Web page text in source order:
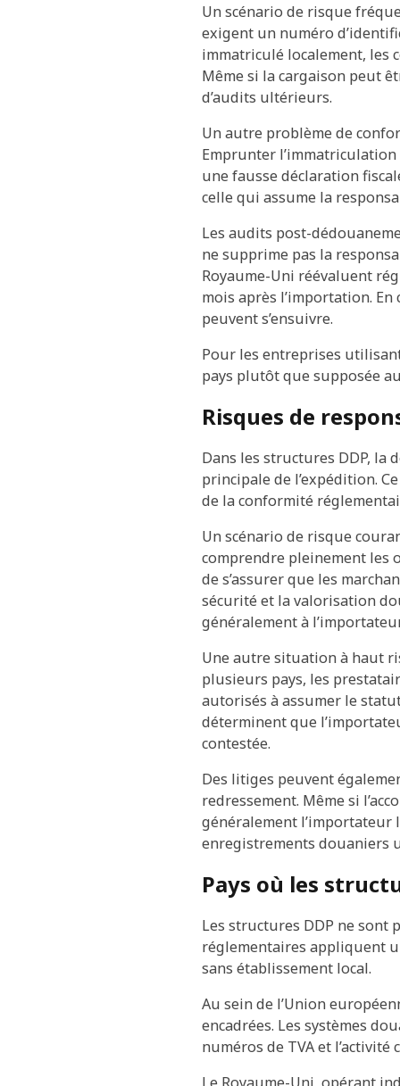
Un scénario de risque
exigent un numéro
immatriculé localement, les
Même si la cargaison peut
d’audits ultérieurs.
Un autre problème de
Emprunter l’immatriculation
une fausse déclaration
celle qui assume la
Les audits post-
ne supprime pas la
Royaume-Uni réévaluent
mois après l’importation. En
peuvent s’ensuivre.
Pour les entreprises
pays plutôt que supposée
Risques de
Dans les structures DDP,
principale de l’expédition.
de la conformité
Un scénario de risque
comprendre pleinement les
de s’assurer que les
sécurité et la valorisation
généralement à
Une autre situation à haut
plusieurs pays, les
autorisés à assumer le
déterminent que
contestée.
Des litiges peuvent
redressement. Même si
généralement l’importateur
enregistrements douaniers
Pays où les
Les structures DDP ne sont
réglementaires appliquent
sans établissement local.
Au sein de l’Union
encadrées. Les systèmes
numéros de TVA et